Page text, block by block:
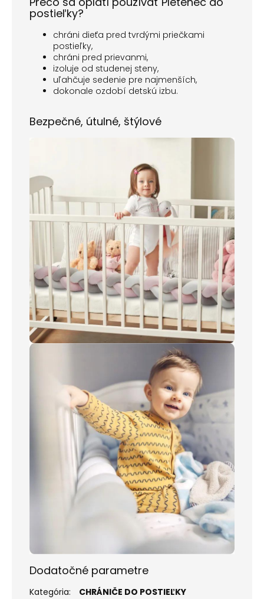
postieľky?
chráni dieťa pred tvrdými priečkami
postieľky,
chráni pred prievanmi,
izoluje od studenej steny,
uľahčuje sedenie pre najmenších,
dokonale ozdobí detskú izbu.
Bezpečné, útulné, štýlové
Dodatočné parametre
Kategória:
CHRÁNIČE DO POSTIEĽKY